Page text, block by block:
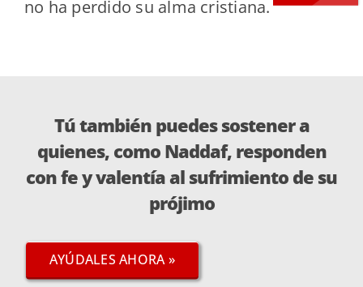
no ha perdido su alma cristiana.
Tú también puedes sostener a
quienes, como Naddaf, responden
con fe y valentía al sufrimiento de su
prójimo
AYÚDALES AHORA »